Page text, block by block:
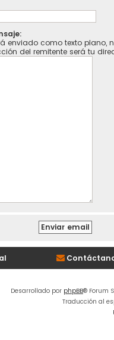
enviado como texto plano,
del remitente será tu
Desarrollado por phpBB® Forum
Traducción al